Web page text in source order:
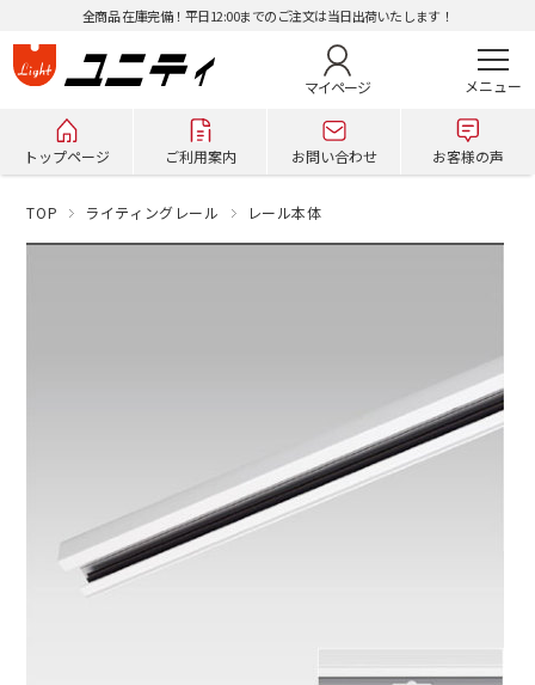
全商品 在庫完備！平日12:00までのご注文は当日出荷いたします！
マイページ
トップページ ご利用案内 お問い合わせ お客様の声
TOP ライティングレール レール本体